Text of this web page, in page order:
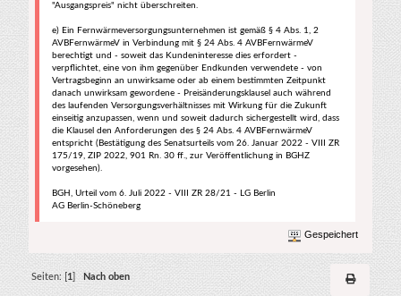
"Ausgangspreis" nicht überschreiten.
e) Ein Fernwärmeversorgungsunternehmen ist gemäß § 4 Abs. 1, 2
AVBFernwärmeV in Verbindung mit § 24 Abs. 4 AVBFernwärmeV
berechtigt und - soweit das Kundeninteresse dies erfordert -
verpflichtet, eine von ihm gegenüber Endkunden verwendete - von
Vertragsbeginn an unwirksame oder ab einem bestimmten Zeitpunkt
danach unwirksam gewordene - Preisänderungsklausel auch während
des laufenden Versorgungsverhältnisses mit Wirkung für die Zukunft
einseitig anzupassen, wenn und soweit dadurch sichergestellt wird, dass
die Klausel den Anforderungen des § 24 Abs. 4 AVBFernwärmeV
entspricht (Bestätigung des Senatsurteils vom 26. Januar 2022 - VIII ZR
175/19, ZIP 2022, 901 Rn. 30 ff., zur Veröffentlichung in BGHZ
vorgesehen).
BGH, Urteil vom 6. Juli 2022 - VIII ZR 28/21 - LG Berlin
AG Berlin-Schöneberg
Gespeichert
Seiten: [ 1 Nach oben